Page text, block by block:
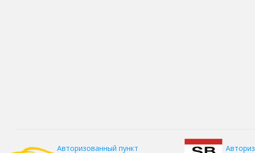
Авторизованный пункт